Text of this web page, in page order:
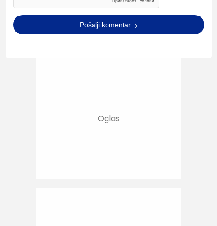
Pošalji komentar